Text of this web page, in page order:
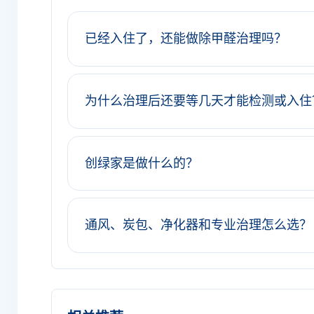
已经入住了，还能做除甲醛治理吗？
为什么治理后还要等几天才能检测或入
创绿家是做什么的？
通风、炭包、净化器和专业治理怎么选？